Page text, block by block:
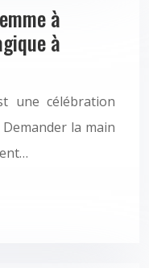
à
à
une célébration
la main